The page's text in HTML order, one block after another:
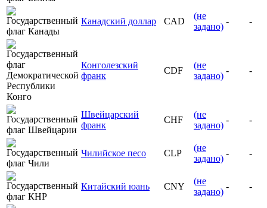
Канадский доллар CAD
(не
задано)
- -
Конголезский
франк
CDF
(не
задано)
- -
Швейцарский
франк
CHF
(не
задано)
- -
Чилийское песо CLP
(не
задано)
- -
Китайский юань CNY
(не
задано)
- -